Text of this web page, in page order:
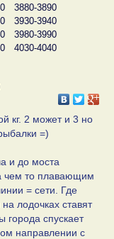
3880-3890
3930-3940
3980-3990
4030-4040
кг. 2 может и 3 но
=)
и до моста
чем то плавающим
= сети. Где
лодочках ставят
города спускает
направлении с